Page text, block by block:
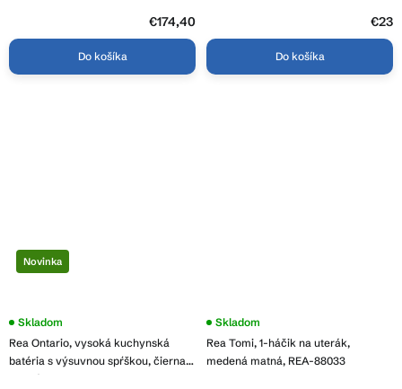
€174,40
Do košíka
€23
Do košíka
Novinka
Rea Ontario, vysoká kuchynská
batéria s výsuvnou spŕškou, čierna
matná, REA-B6571
Skladom
Rea Tomi, 1-háčik na uterák,
medená matná, REA-88033
Skladom